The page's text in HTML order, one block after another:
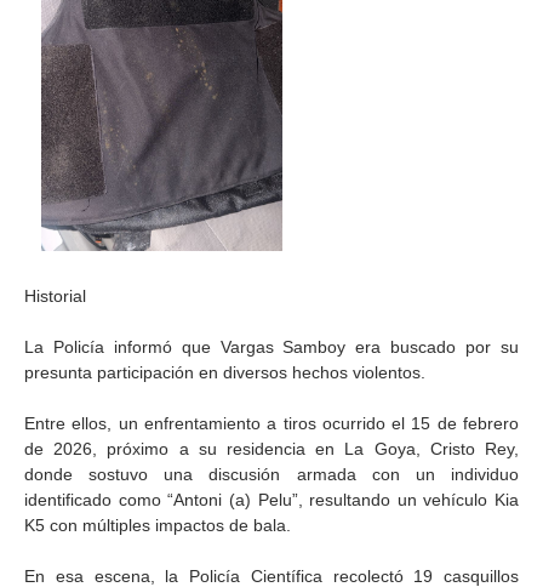
Historial
La Policía informó que Vargas Samboy era buscado por su
presunta participación en diversos hechos violentos.
Entre ellos, un enfrentamiento a tiros ocurrido el 15 de febrero
de 2026, próximo a su residencia en La Goya, Cristo Rey,
donde sostuvo una discusión armada con un individuo
identificado como “Antoni (a) Pelu”, resultando un vehículo Kia
K5 con múltiples impactos de bala.
En esa escena, la Policía Científica recolectó 19 casquillos